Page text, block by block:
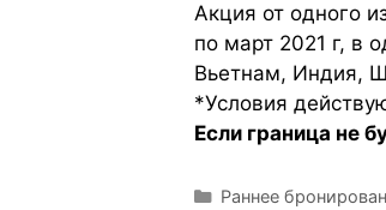
Акция от одного
по март 2021 г, в
Вьетнам, Индия,
*Условия
Если граница не
Раннее